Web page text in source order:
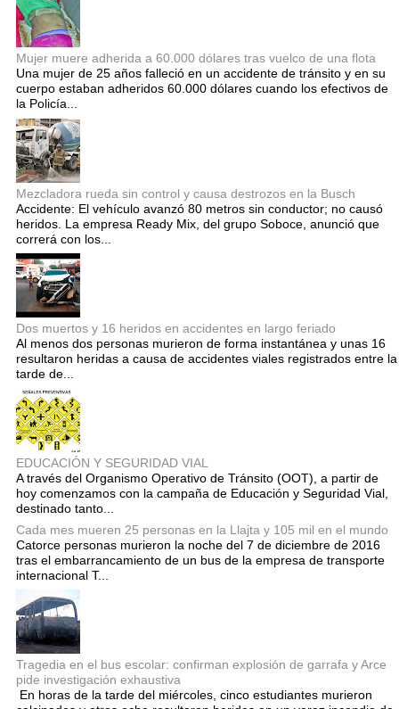
Mujer muere adherida a 60.000 dólares tras vuelco de una flota
Una mujer de 25 años falleció en un accidente de tránsito y en su
cuerpo estaban adheridos 60.000 dólares cuando los efectivos de
la Policía...
Mezcladora rueda sin control y causa destrozos en la Busch
Accidente: El vehículo avanzó 80 metros sin conductor; no causó
heridos. La empresa Ready Mix, del grupo Soboce, anunció que
correrá con los...
Dos muertos y 16 heridos en accidentes en largo feriado
Al menos dos personas murieron de forma instantánea y unas 16
resultaron heridas a causa de accidentes viales registrados entre la
tarde de...
EDUCACIÓN Y SEGURIDAD VIAL
A través del Organismo Operativo de Tránsito (OOT), a partir de
hoy comenzamos con la campaña de Educación y Seguridad Vial,
destinado tanto...
Cada mes mueren 25 personas en la Llajta y 105 mil en el mundo
Catorce personas murieron la noche del 7 de diciembre de 2016
tras el embarrancamiento de un bus de la empresa de transporte
internacional T...
Tragedia en el bus escolar: confirman explosión de garrafa y Arce
pide investigación exhaustiva
En horas de la tarde del miércoles, cinco estudiantes murieron